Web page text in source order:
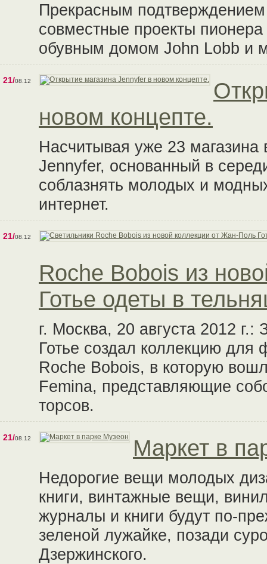
Прекрасным
совместные проекты
обувным домом John Lobb и
21/08.12
новом концепте.
Насчитывая уже 23
Jennyfer, основанный в
соблазнять молодых и
интернет.
21/08.12
Roche Bobois из
Готье одеты в
г. Москва, 20 августа 2012
Готье создал коллекцию
Roche Bobois, в которую
Femina, представляющие
торсов.
21/08.12 Маркет в
Недорогие вещи молодых
книги, винтажные вещи,
журналы и книги будут по-
зеленой лужайке, позади
Дзержинского.